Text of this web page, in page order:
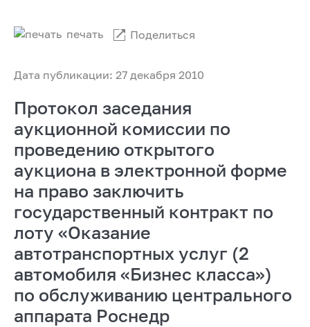
Дата публикации: 27 декабря 2010
печать Поделиться
Протокол заседания
аукционной комиссии по
проведению открытого
аукциона в электронной форме
на право заключить
государственный контракт по
лоту «Оказание
автотранспортных услуг (2
автомобиля «Бизнес класса»)
по обслуживанию центрального
аппарата Роснедр